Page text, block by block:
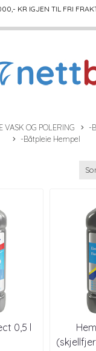
,- KR IGJEN TIL FRI
VASK OG POLERING
-
-Båtpleie Hempel
0,5 l